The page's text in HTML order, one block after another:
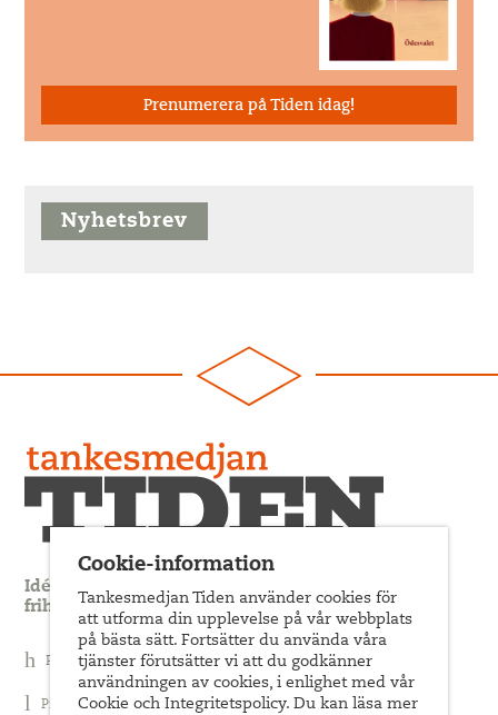
Prenumerera på Tiden idag!
Nyhetsbrev
Idédebatt och analys som förnyar arbetarrörelsens
frihets- och jämlikhetssträvan
Prenumerera på nyhetsbrev
Prenumerera på Tiden Magasin
Cookie-information
Tankesmedjan Tiden använder cookies för
att utforma din upplevelse på vår webbplats
på bästa sätt. Fortsätter du använda våra
tjänster förutsätter vi att du godkänner
användningen av cookies, i enlighet med vår
Cookie och Integritetspolicy. Du kan läsa mer